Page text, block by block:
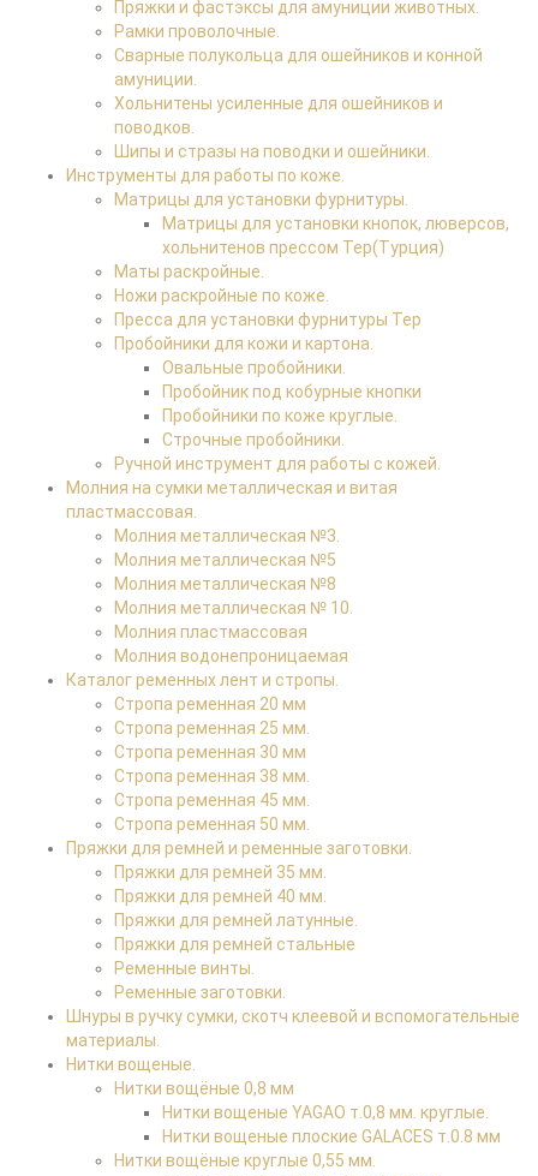
Пряжки и фастэксы для амуниции животных.
Рамки проволочные.
Сварные полукольца для ошейников и конной
амуниции.
Хольнитены усиленные для ошейников и
поводков.
Шипы и стразы на поводки и ошейники.
Инструменты для работы по коже.
Матрицы для установки фурнитуры.
Матрицы для установки кнопок, люверсов,
хольнитенов прессом Tep(Турция)
Маты раскройные.
Ножи раскройные по коже.
Пресса для установки фурнитуры Tep
Пробойники для кожи и картона.
Овальные пробойники.
Пробойник под кобурные кнопки
Пробойники по коже круглые.
Строчные пробойники.
Ручной инструмент для работы с кожей.
Молния на сумки металлическая и витая
пластмассовая.
Молния металлическая №3.
Молния металлическая №5
Молния металлическая №8
Молния металлическая № 10.
Молния пластмассовая
Молния водонепроницаемая
Каталог ременных лент и стропы.
Стропа ременная 20 мм
Стропа ременная 25 мм.
Стропа ременная 30 мм
Стропа ременная 38 мм.
Стропа ременная 45 мм.
Стропа ременная 50 мм.
Пряжки для ремней и ременные заготовки.
Пряжки для ремней 35 мм.
Пряжки для ремней 40 мм.
Пряжки для ремней латунные.
Пряжки для ремней стальные
Ременные винты.
Ременные заготовки.
Шнуры в ручку сумки, скотч клеевой и вспомогательные
материалы.
Нитки вощеные.
Нитки вощёные 0,8 мм
Нитки вощеные YAGAO т.0,8 мм. круглые.
Нитки вощеные плоские GALACES т.0.8 мм
Нитки вощёные круглые 0,55 мм.